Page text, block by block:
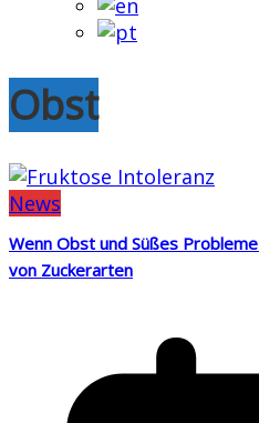
Obst
News
Wenn Obst und Süßes
von Zuckerarten